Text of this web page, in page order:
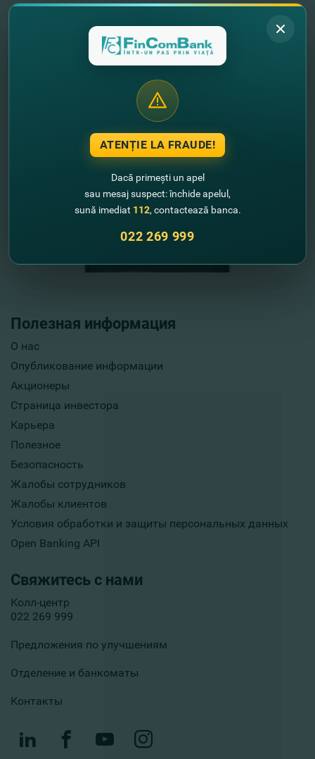
Полезная информация
О нас
Опубликование информации
Акционеры
Страница инвестора
Карьера
Полезное
Безопасность
Жалобы сотрудников
Жалобы клиентов
Условия обработки и защиты персональных данных
Open Banking API
Свяжитесь с нами
Колл-центр
022 269 999
Предложения по улучшениям
Отделение и банкоматы
Контакты
FinComPay Mobile
ATENȚIE LA FRAUDE!
Dacă primești un apel
sau mesaj suspect: închide apelul,
sună imediat 112, contactează banca.
022 269 999